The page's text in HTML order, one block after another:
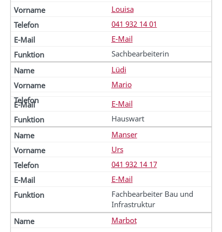
Louisa
041 932 14 01
E-Mail
Sachbearbeiterin
Lüdi
Mario
E-Mail
Hauswart
Manser
Urs
041 932 14 17
E-Mail
Fachbearbeiter Bau und
Infrastruktur
Marbot